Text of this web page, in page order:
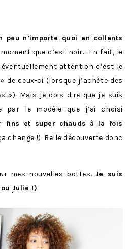
peu n’importe quoi en collants
que c’est noir… En fait, le
attention c’est le
de ceux-ci (lorsque j’achète des
»). Mais je dois dire que je suis
par le modèle que j’ai choisi
fins et super chauds à la fois
change !). Belle découverte donc
mes nouvelles bottes. Je suis
Julie !).